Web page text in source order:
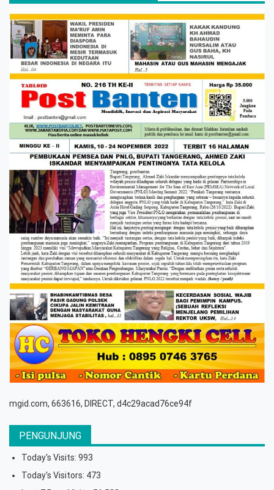
mgid.com, 663616, DIRECT, d4c29acad76ce94f
PENGUNJUNG
Today's Visits: 993
Today's Visitors: 473